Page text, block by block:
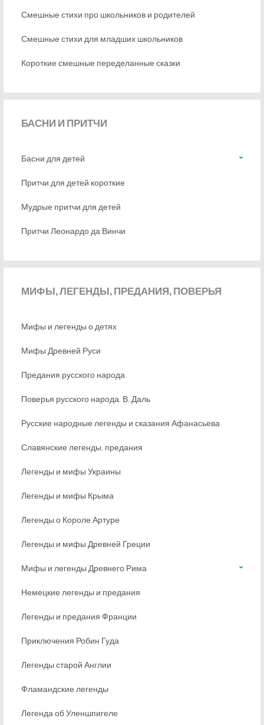
Смешные стихи про школьников и родителей
Смешные стихи для младших школьников
Короткие смешные переделанные сказки
БАСНИ И ПРИТЧИ
Басни для детей
Притчи для детей короткие
Мудрые притчи для детей
Притчи Леонардо да Винчи
МИФЫ,ЛЕГЕНДЫ, ПРЕДАНИЯ, ПОВЕРЬЯ
Мифы и легенды о детях
Мифы Древней Руси
Предания русского народа
Поверья русского народа. В. Даль
Русские народные легенды и сказания Афанасьева
Славянские легенды, предания
Легенды и мифы Украины
Легенды и мифы Крыма
Легенды о Короле Артуре
Легенды и мифы Древней Греции
Мифы и легенды Древнего Рима
Немецкие легенды и предания
Легенды и предания Франции
Приключения Робин Гуда
Легенды старой Англии
Фламандские легенды
Легенда об Уленшпигеле